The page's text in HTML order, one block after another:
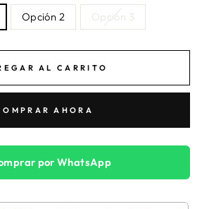
Opción 2 Opción 3
AL CARRITO
AHORA
por WhatsApp